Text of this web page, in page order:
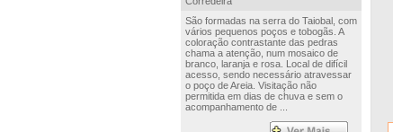
São formadas na serra do Taiobal, com
vários pequenos poços e tobogãs. A
coloração contrastante das pedras
chama a atenção, num mosaico de
branco, laranja e rosa. Local de difícil
acesso, sendo necessário atravessar
o poço de Areia. Visitação não
permitida em dias de chuva e sem o
acompanhamento de ...